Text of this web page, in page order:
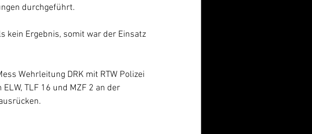
durchgeführt.
kein Ergebnis, somit war der Einsatz
Wehrleitung DRK mit RTW Polizei
TLF 16 und MZF 2 an der